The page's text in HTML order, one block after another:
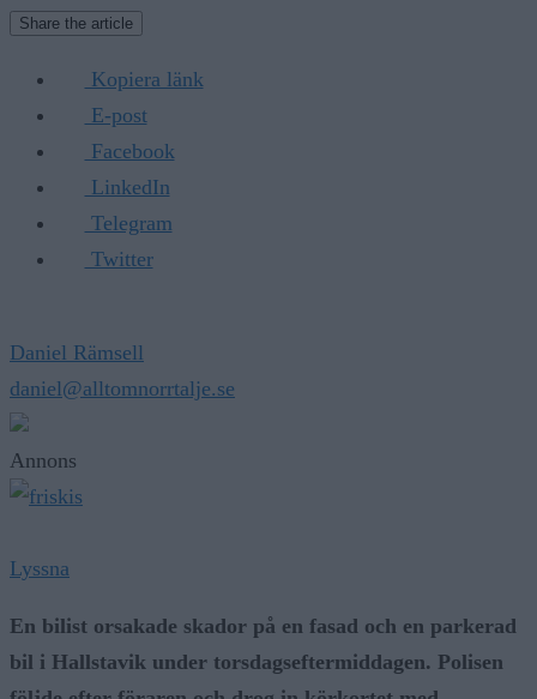
Share the article
Kopiera länk
E-post
Facebook
LinkedIn
Telegram
Twitter
Daniel Rämsell
daniel@alltomnorrtalje.se
Annons
Lyssna
En bilist orsakade skador på en fasad och en parkerad
bil i Hallstavik under torsdagseftermiddagen. Polisen